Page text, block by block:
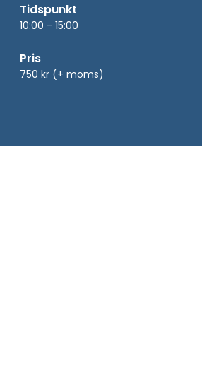
Tidspunkt
10:00 - 15:00
Pris
750 kr (+ moms)